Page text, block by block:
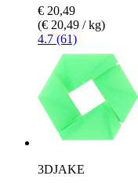
€ 20,49
(€ 20,49 / kg)
4.7 (61)
3DJAKE